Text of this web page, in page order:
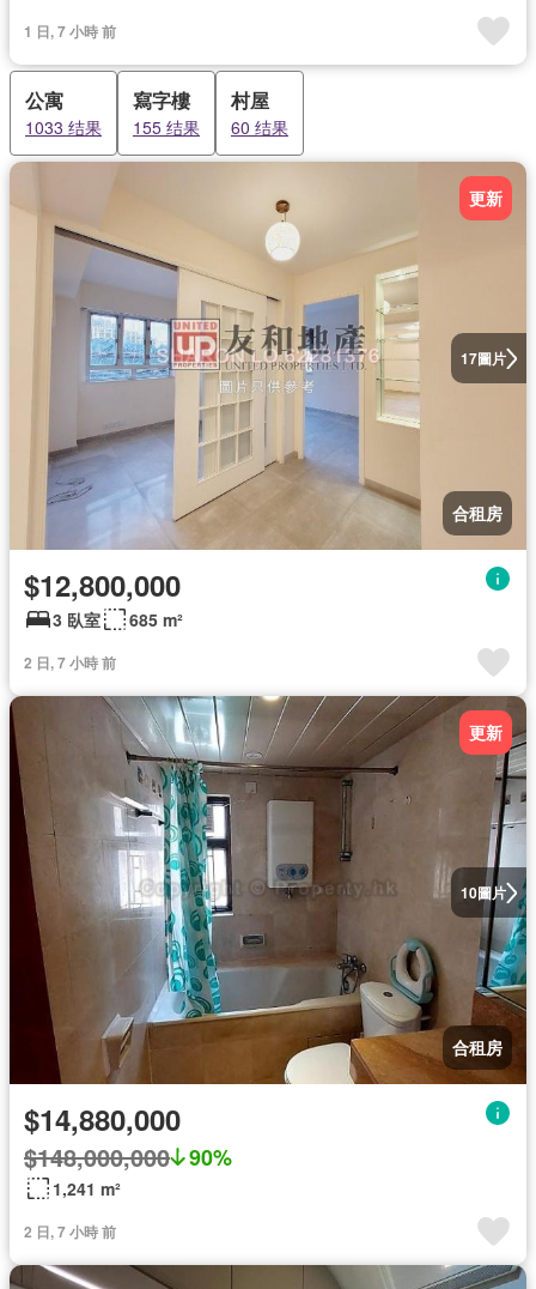
1 日, 7 小時 前
公寓
1033 结果
寫字樓
155 结果
村屋
60 结果
17圖片
更新
合租房
$12,800,000
3 臥室 685 m²
2 日, 7 小時 前
10圖片
更新
合租房
$14,880,000
$148,000,000 90%
1,241 m²
2 日, 7 小時 前